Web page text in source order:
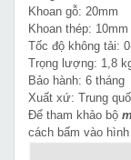
Khoan gỗ: 20mm
Khoan thép: 10mm
Tốc độ không tải:
Trọng lượng: 1,8
Bảo hành: 6 tháng
Xuất xứ: Trung
Để tham khảo bộ
cách bấm vào